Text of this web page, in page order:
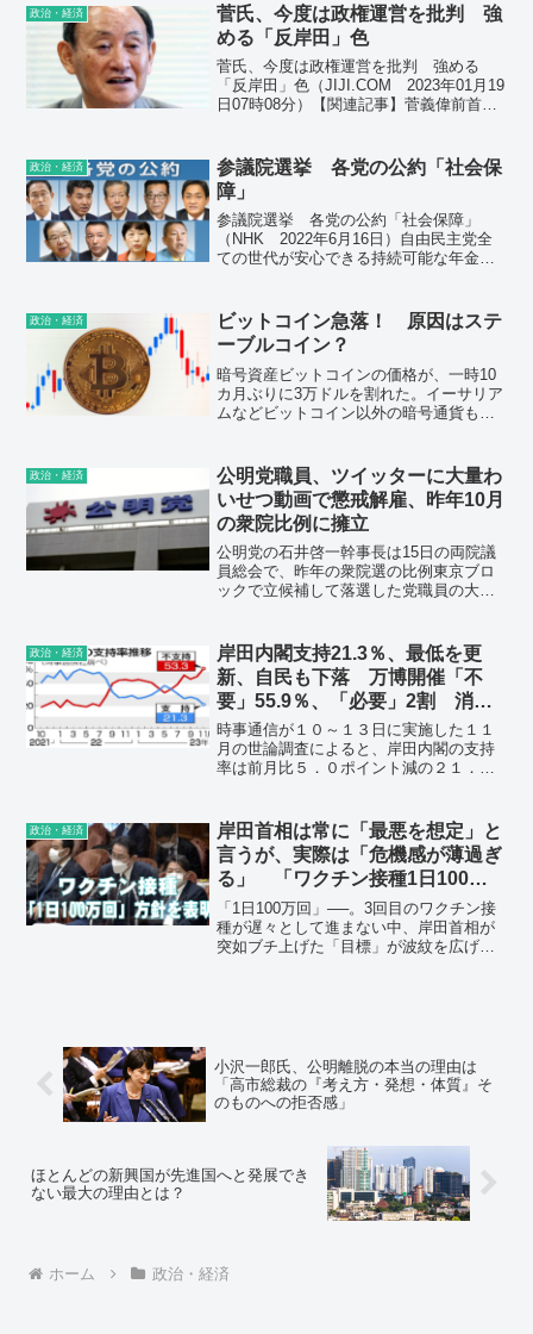
政治・経済
菅氏、今度は政権運営を批判 強
める「反岸田」色
菅氏、今度は政権運営を批判 強める
「反岸田」色（JIJI.COM 2023年01月19
日07時08分）【関連記事】菅義偉前首相
で派閥勢力結集「政局見極め動き出す決
断した...
政治・経済
参議院選挙 各党の公約「社会保
障」
参議院選挙 各党の公約「社会保障」
（NHK 2022年6月16日）自由民主党全
ての世代が安心できる持続可能な年金・
産育児一時金の引上げなど、出産育児支
援を推し進め、仕事...
政治・経済
ビットコイン急落！ 原因はステ
ーブルコイン？
暗号資産ビットコインの価格が、一時10
カ月ぶりに3万ドルを割れた。イーサリア
ムなどビットコイン以外の暗号通貨も売
ッションが意識された株価が売られた影
響もあるが、それだけではないようだ。
政治・経済
公明党職員、ツイッターに大量わ
いせつ動画で懲戒解雇、昨年10月
の衆院比例に擁立
公明党の石井啓一幹事長は15日の両院議
員総会で、昨年の衆院選の比例東京ブロ
ックで立候補して落選した党職員の大沼
はツイッターにわいせつ動画を投稿して
いたことについて週刊誌から取材を受
け、党として事実関係を確認し、職務服
務規程に抵触したと判断したという。大
沼氏は15日に離党届を提出した。
政治・経済
岸田内閣支持21.3％、最低を更
新、自民も下落 万博開催「不
要」55.9％、「必要」2割 消費
減税「賛成」6割、「反対」2割…
時事世論調査
時事通信が１０～１３日に実施した１１
月の世論調査によると、岸田内閣の支持
率は前月比５．０ポイント減の２１．
の自民党政権復帰後に実施した調査でも
最低となった。
政治・経済
岸田首相は常に「最悪を想定」と
言うが、実際は「危機感が薄過ぎ
る」 「ワクチン接種1日100万
回」も口だけ 機を見るに敏な小
池知事は・・
「1日100万回」──。3回目のワクチン接
種が遅々として進まない中、岸田首相が
突如ブチ上げた「目標」が波紋を広げて
岸田首相に、3回目ワクチンの早期接種は
とても無理そうだ。
小沢一郎氏、公明離脱の本当の理由は
「高市総裁の『考え方・発想・体質』そ
のものへの拒否感」
ほとんどの新興国が先進国へと発展でき
ない最大の理由とは？
ホーム 政治・経済